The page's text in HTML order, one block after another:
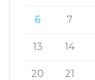
6 7
13 14
20 21